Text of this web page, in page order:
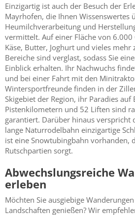
Einzigartig ist auch der Besuch der
Mayrhofen, die Ihnen Wissenswertes
Heumilchverarbeitung und
vermittelt. Auf einer Fläche von
Käse, Butter, Joghurt und vieles mehr
Bereiche sind verglast, sodass Sie
Einblick erhalten. Ihr Nachwuchs
und bei einer Fahrt mit den
Wintersportfreunde finden in der
Skigebiet der Region, ihr Paradies auf
Pistenkilometern und 52 Liften sind
garantiert. Darüber hinaus verspricht
lange Naturrodelbahn einzigartige
ist eine Snowtubingbahn vorhanden,
Rutschpartien sorgt.
Abwechslungsreiche
erleben
Möchten Sie ausgiebige
Landschaften genießen? Wir